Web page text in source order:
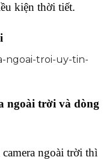
kiện thời tiết.
ngoài trời và dòng
ngoài trời thì